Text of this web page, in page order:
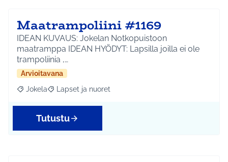
Maatrampoliini #1169
IDEAN KUVAUS: Jokelan Notkopuistoon
maatramppa IDEAN HYÖDYT: Lapsilla joilla ei ole
trampoliinia ,…
Arvioitavana
Rajaa tulokset aihepiirin mukaan: Jokela
Jokela Rajaa tulokset teeman mukaan: Lapset ja nuoret
Lapset ja nuoret
Tutustu